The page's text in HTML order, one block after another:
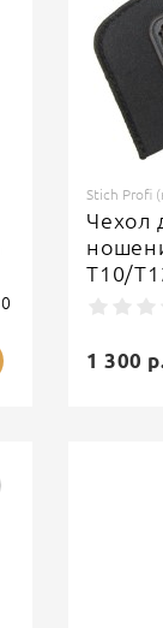
0
Stich Profi
Чехол
T10/
1 300